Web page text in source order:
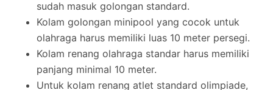
sudah masuk golongan standard.
Kolam golongan minipool yang cocok untuk
olahraga harus memiliki luas 10 meter persegi.
Kolam renang olahraga standar harus memiliki
panjang minimal 10 meter.
Untuk kolam renang atlet standard olimpiade,